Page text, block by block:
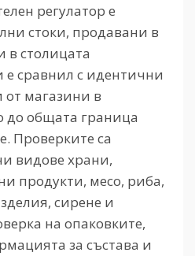
регулатор е
стоки, продавани в
в столицата
е сравнил с идентични
от магазини в
общата граница
Проверките са
видове храни,
продукти, месо, риба,
сирене и
на опаковките,
за състава и